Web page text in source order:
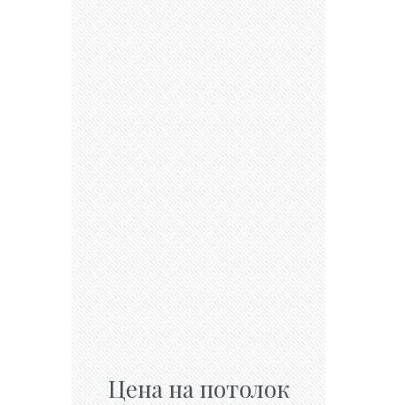
Цена на потолок